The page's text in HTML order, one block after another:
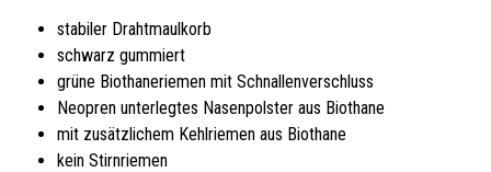
stabiler Drahtmaulkorb
schwarz gummiert
grüne Biothaneriemen mit Schnallenverschluss
Neopren unterlegtes Nasenpolster aus Biothane
mit zusätzlichem Kehlriemen aus Biothane
kein Stirnriemen